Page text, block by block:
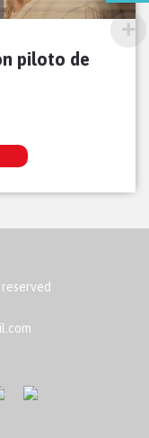
piloto de